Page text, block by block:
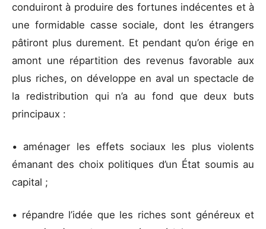
conduiront à produire des fortunes indécentes et à
une formidable casse sociale, dont les étrangers
pâtiront plus durement. Et pendant qu’on érige en
amont une répartition des revenus favorable aux
plus riches, on développe en aval un spectacle de
la redistribution qui n’a au fond que deux buts
principaux :
• aménager les effets sociaux les plus violents
émanant des choix politiques d’un État soumis au
capital ;
• répandre l’idée que les riches sont généreux et